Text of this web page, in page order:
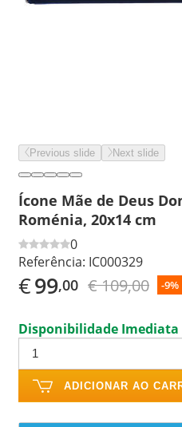
Previous slide Next slide
Ícone Mãe de Deus
Roménia, 20x14 cm
0
Referência: IC000329
€99,00 € 109,00 -9%
Disponibilidade Imediata
ADICIONAR AO